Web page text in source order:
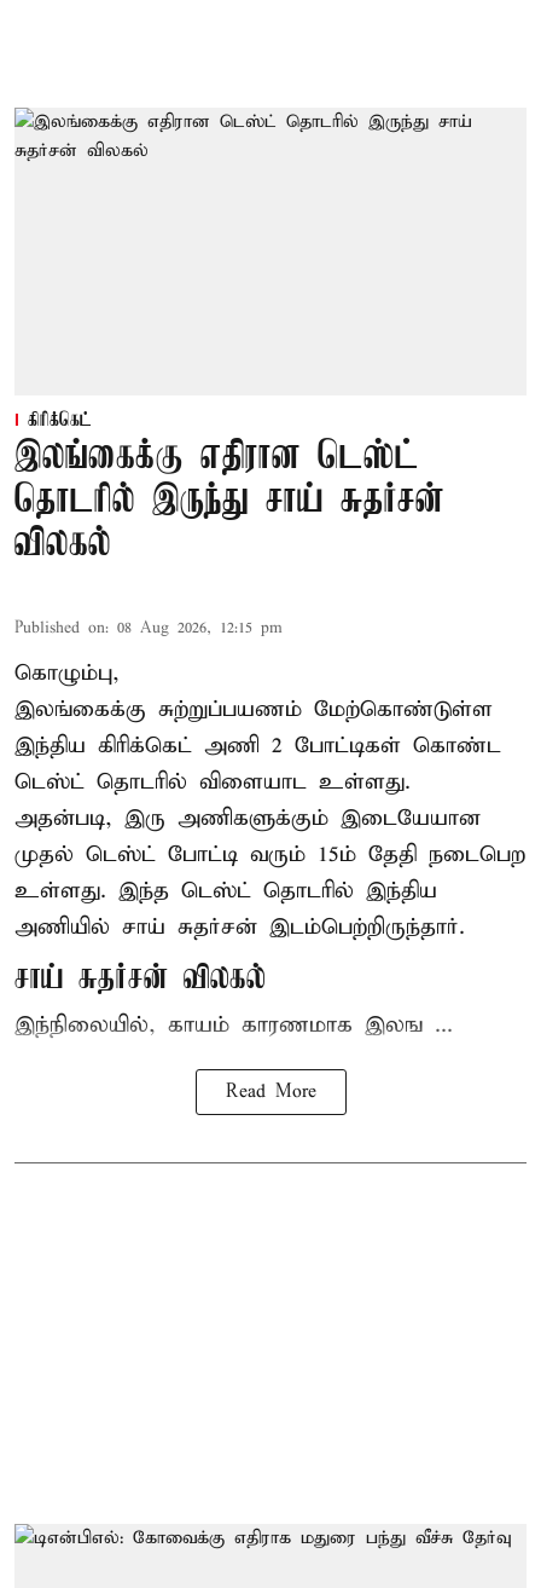
கிரிக்கெட்
இலங்கைக்கு எதிரான டெஸ்ட்
தொடரில் இருந்து சாய் சுதர்சன்
விலகல்
Published on: 08 Aug 2026, 12:15 pm
கொழும்பு,
இலங்கைக்கு சுற்றுப்பயணம் மேற்கொண்டுள்ள
இந்திய கிரிக்கெட் அணி 2 போட்டிகள் கொண்ட
டெஸ்ட் தொடரில் விளையாட உள்ளது.
அதன்படி, இரு அணிகளுக்கும் இடையேயான
முதல் டெஸ்ட் போட்டி வரும் 15ம் தேதி நடைபெற
உள்ளது. இந்த டெஸ்ட் தொடரில் இந்திய
அணியில் சாய் சுதர்சன் இடம்பெற்றிருந்தார்.
சாய் சுதர்சன் விலகல்
இந்நிலையில், காயம் காரணமாக இலங ...
Read More